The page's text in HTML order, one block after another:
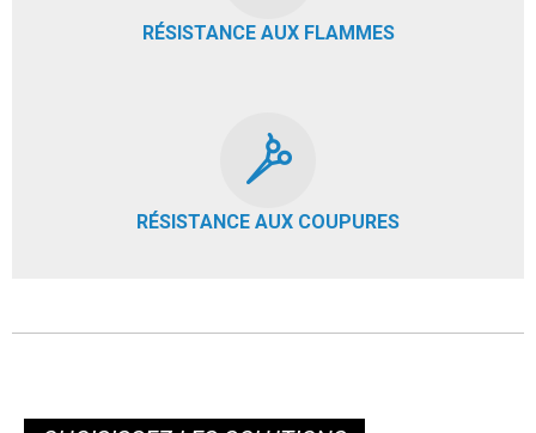
RÉSISTANCE AUX FLAMMES
RÉSISTANCE AUX COUPURES